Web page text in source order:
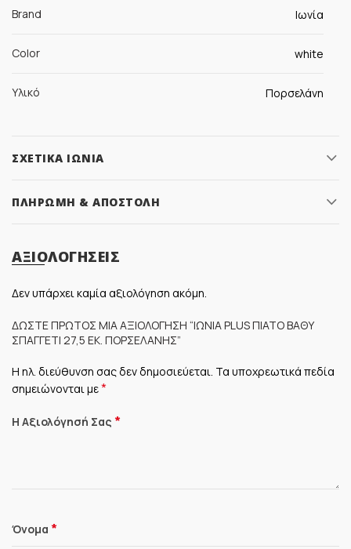
Brand Ιωνία
Color white
Υλικό Πορσελάνη
ΣΧΕΤΙΚΆ ΙΩΝΊΑ
ΠΛΗΡΩΜΉ & ΑΠΟΣΤΟΛΉ
ΑΞΙΟΛΟΓΉΣΕΙΣ
Δεν υπάρχει καμία αξιολόγηση ακόμη.
ΔΏΣΤΕ ΠΡΏΤΟΣ ΜΊΑ ΑΞΙΟΛΌΓΗΣΗ “ΙΩΝΊΑ PLUS ΠΙΆΤΟ ΒΑΘΎ
ΣΠΑΓΓΈΤΙ 27,5 ΕΚ. ΠΟΡΣΕΛΆΝΗΣ”
Η ηλ. διεύθυνση σας δεν δημοσιεύεται. Τα υποχρεωτικά πεδία
σημειώνονται με*
Η Αξιολόγησή Σας *
Όνομα *